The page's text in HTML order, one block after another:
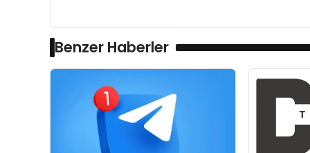
Benzer Haberler